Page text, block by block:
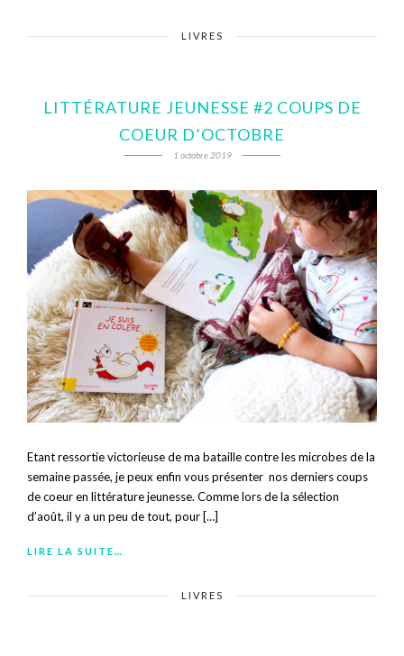
LIVRES
LITTÉRATURE JEUNESSE #2 COUPS DE
COEUR D’OCTOBRE
1 octobre 2019
Etant ressortie victorieuse de ma bataille contre les microbes de la
semaine passée, je peux enfin vous présenter nos derniers coups
de coeur en littérature jeunesse. Comme lors de la sélection
d’août, il y a un peu de tout, pour […]
LIRE LA SUITE…
LIVRES